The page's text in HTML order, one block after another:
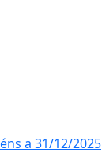
a 31/12/2025